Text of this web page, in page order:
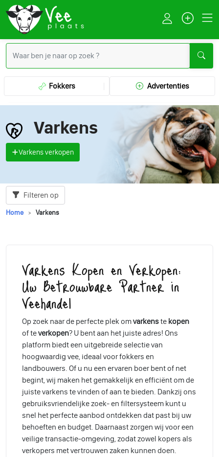
Fokkers Advertenties
Varkens
Varkens verkopen
Filteren op
Home Varkens
Varkens Kopen en Verkopen:
Uw Betrouwbare Partner in
Veehandel
Op zoek naar de perfecte plek omvarkenste kopen
of teverkopen? U bent aan het juiste adres! Ons
platform biedt een uitgebreide selectie van
hoogwaardig vee, ideaal voor fokkers en
landbouwers. Of u nu een ervaren boer bent of net
begint, wij maken het gemakkelijk en efficiënt om de
juiste varkens te vinden of aan te bieden. Dankzij ons
gebruiksvriendelijke zoek- en filtersysteem kunt u
snel het perfecte aanbod ontdekken dat past bij uw
behoeften en budget. Daarnaast zorgen wij voor een
veilige transactie-omgeving, zodat zowel kopers als
verkopers met vertrouwen zaken kunnen doen.